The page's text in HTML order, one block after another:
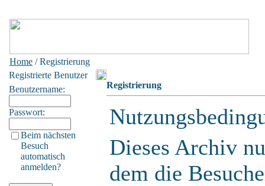
Home / Registrierung
Registrierte Benutzer
Benutzername:
Passwort:
Beim nächsten
Besuch
automatisch
anmelden?
Registrierung
Dieses Archiv
dem die